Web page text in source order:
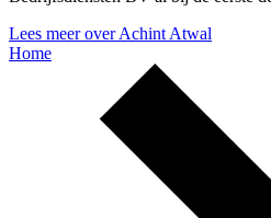
Lees meer over Achint Atwal
Home